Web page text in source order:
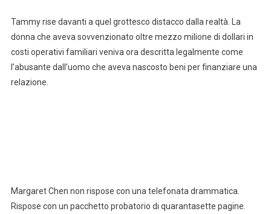
Tammy rise davanti a quel grottesco distacco dalla realtà. La
donna che aveva sovvenzionato oltre mezzo milione di dollari in
costi operativi familiari veniva ora descritta legalmente come
l’abusante dall’uomo che aveva nascosto beni per finanziare una
relazione.
Margaret Chen non rispose con una telefonata drammatica.
Rispose con un pacchetto probatorio di quarantasette pagine.